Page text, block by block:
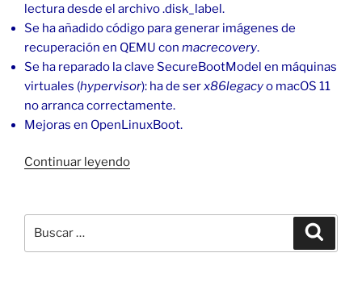
lectura desde el archivo .disk_label.
Se ha añadido código para generar imágenes de
recuperación en QEMU con macrecovery.
Se ha reparado la clave SecureBootModel en máquinas
virtuales (hypervisor): ha de serx86legacyo macOS 11
no arranca correctamente.
Mejoras en OpenLinuxBoot.
Continuar leyendo«Cambiar
0.7.8
por: